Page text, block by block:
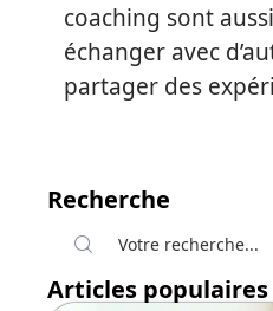
coaching sont
échanger avec
partager des
Recherche
Articles populaires